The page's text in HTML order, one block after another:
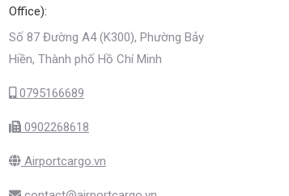
Office):
Số 87 Đường A4 (K300), Phường Bảy
Hiền, Thành phố Hồ Chí Minh
0795166689
0902268618
Airportcargo.vn